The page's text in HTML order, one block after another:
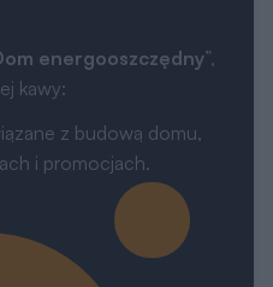
energooszczędny”,
kawy:
z budową domu,
i promocjach.